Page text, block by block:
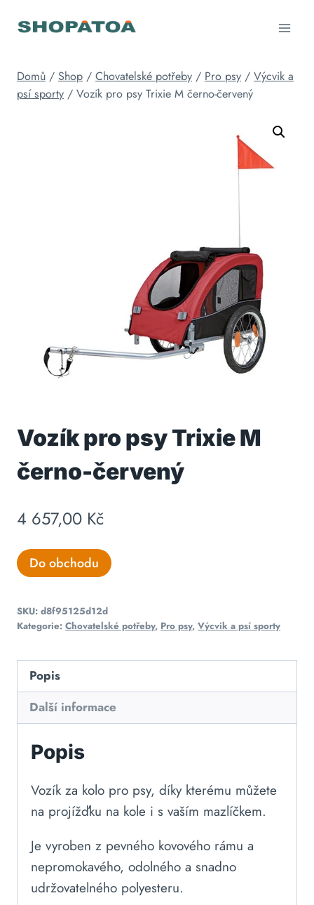
Domů / Shop / Chovatelské potřeby / Pro psy / Výcvik a
psí sporty / Vozík pro psy Trixie M černo-červený
Vozík pro psy Trixie M
černo-červený
4 657,00 Kč
Do obchodu
SKU: d8f95125d12d
Kategorie: Chovatelské potřeby, Pro psy, Výcvik a psí sporty
Popis
Další informace
Popis
Vozík za kolo pro psy, díky kterému můžete
na projížďku na kole i s vaším mazlíčkem.
Je vyroben z pevného kovového rámu a
nepromokavého, odolného a snadno
udržovatelného polyesteru.